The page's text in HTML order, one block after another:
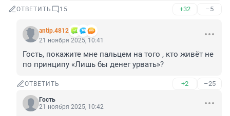
ОТВЕТИТЬ 15 +32 –5
antip.4812
21 ноября 2025, 10:41
Гость, покажите мне пальцем на того , кто живёт не
по принципу «Лишь бы денег урвать»?
ОТВЕТИТЬ +2 –25
Гость
21 ноября 2025, 10:42